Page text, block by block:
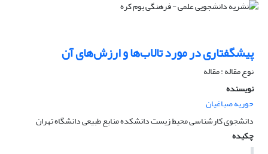
پیشگفتاری در مورد تالاب‌ها و ارزش‌های آن
نوع مقاله : مقاله
نویسنده
حوریه صباغیان
دانشجوی کارشناسی محیط زیست دانشکده منابع طبیعی دانشگاه تهران
چکیده